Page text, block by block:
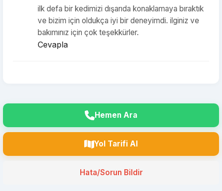
ilk defa bir kedimizi dışarıda konaklamaya bıraktık
ve bizim için oldukça iyi bir deneyimdi. ilginiz ve
bakımınız için çok teşekkürler.
Cevapla
Hemen Ara
Yol Tarifi Al
Hata/Sorun Bildir